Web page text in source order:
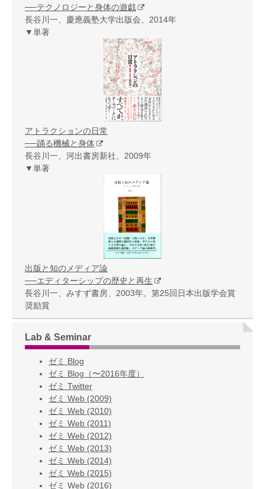
──テクノロジーと身体の遊戯
長谷川一、慶應義塾大学出版会、2014年
▼単著
アトラクションの日常
──踊る機械と身体
長谷川一、河出書房新社、2009年
▼単著
出版と知のメディア論
──エディターシップの歴史と再生
長谷川一、みすず書房、2003年。第25回日本出版学会賞
奨励賞
Lab & Seminar
ゼミ Blog
ゼミ Blog（〜2016年度）
ゼミ Twitter
ゼミ Web (2009)
ゼミ Web (2010)
ゼミ Web (2011)
ゼミ Web (2012)
ゼミ Web (2013)
ゼミ Web (2014)
ゼミ Web (2015)
ゼミ Web (2016)